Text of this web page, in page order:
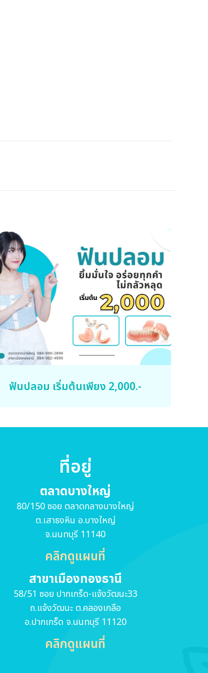
ฟันปลอม เริ่มต้นเพียง 2,000.-
ที่อยู่
ตลาดบางใหญ่
80/150 ซอย ตลาดกลางบางใหญ่
ต.เสาธงหิน อ.บางใหญ่
จ.นนทบุรี 11140
คลิกดูแผนที่
สาขาเมืองทองธานี
58/51 ซอย ปากเกร็ด-แจ้งวัฒนะ33
ถ.แจ้งวัฒนะ ต.คลองเกลือ
อ.ปากเกร็ด จ.นนทบุรี 11120
คลิกดูแผนที่